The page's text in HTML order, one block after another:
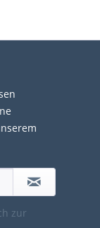
zur